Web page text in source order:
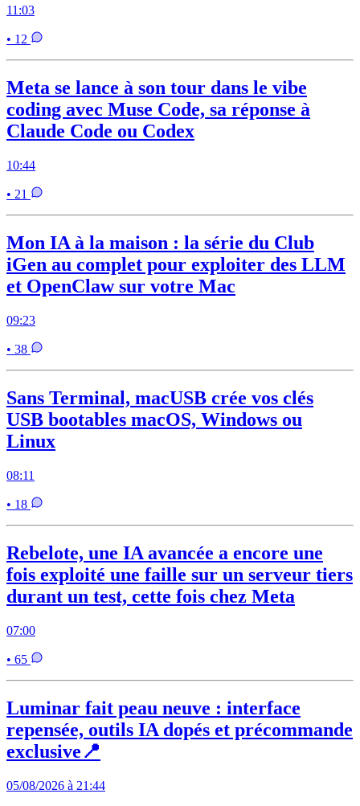
11:03
• 12
Meta se lance à son tour dans le vibe
coding avec Muse Code, sa réponse à
Claude Code ou Codex
10:44
• 21
Mon IA à la maison : la série du Club
iGen au complet pour exploiter des LLM
et OpenClaw sur votre Mac
09:23
• 38
Sans Terminal, macUSB crée vos clés
USB bootables macOS, Windows ou
Linux
08:11
• 18
Rebelote, une IA avancée a encore une
fois exploité une faille sur un serveur tiers
durant un test, cette fois chez Meta
07:00
• 65
Luminar fait peau neuve : interface
repensée, outils IA dopés et précommande
exclusive📍
05/08/2026 à 21:44